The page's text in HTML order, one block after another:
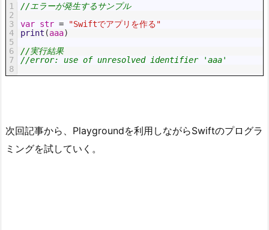
1
2
3
4
5
6
7
8
//エラーが発生するサンプル
var str =
"Swiftでアプリを作る"
print (aaa)
//実行結果
//error: use of unresolved identifier 'aaa'
次回記事から、Playgroundを利用しながらSwiftのプログラ
ミングを試していく。